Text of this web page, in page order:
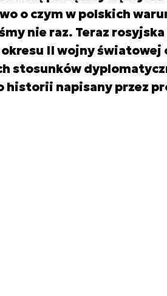
o czym w polskich
nie raz. Teraz
II wojny
stosunków
historii napisany przez